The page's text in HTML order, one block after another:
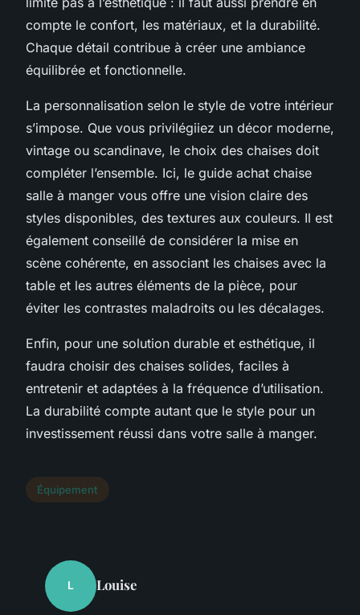
compte le confort, les matériaux, et la durabilité.
Chaque détail contribue à créer une ambiance
équilibrée et fonctionnelle.
La personnalisation selon le style de votre intérieur
s’impose. Que vous privilégiiez un décor moderne,
vintage ou scandinave, le choix des chaises doit
compléter l’ensemble. Ici, le guide achat chaise
salle à manger vous offre une vision claire des
styles disponibles, des textures aux couleurs. Il est
également conseillé de considérer la mise en
scène cohérente, en associant les chaises avec la
table et les autres éléments de la pièce, pour
éviter les contrastes maladroits ou les décalages.
Enfin, pour une solution durable et esthétique, il
faudra choisir des chaises solides, faciles à
entretenir et adaptées à la fréquence d’utilisation.
La durabilité compte autant que le style pour un
investissement réussi dans votre salle à manger.
Équipement
L Louise